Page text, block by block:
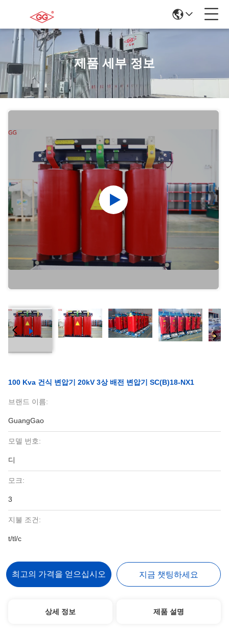
제품 세부 정보
100 Kva 건식 변압기 20kV 3상 배전 변압기 SC(B)18-NX1
브랜드 이름:
GuangGao
모델 번호:
디
모크:
3
지불 조건:
t/tl/c
최고의 가격을 얻으십시오 지금 챗팅하세요
상세 정보 제품 설명